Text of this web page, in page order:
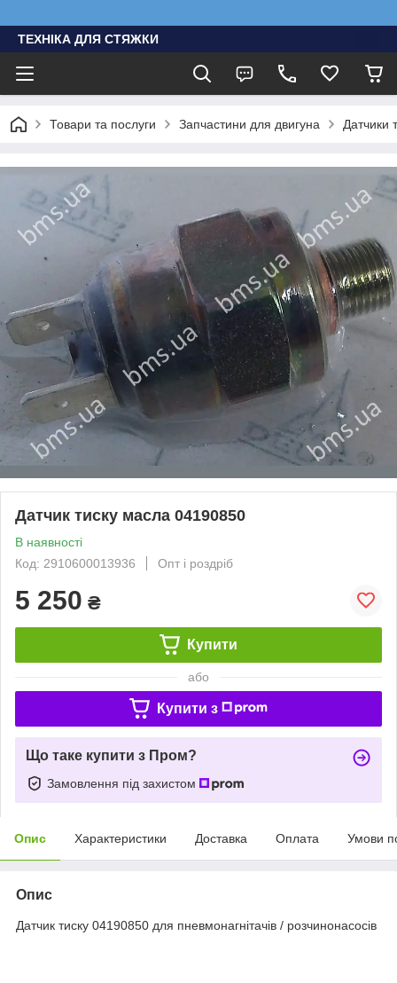
ТЕХНІКА ДЛЯ СТЯЖКИ
Товари та послуги Запчастини для двигуна Датчики
Датчик тиску масла 04190850
В наявності
Код: 2910600013936
Опт і роздріб
5 250 ₴
Купити
або
Купити з
Що таке купити з Пром?
Замовлення під захистом
Опис Характеристики Доставка Оплата Умови
Опис
Датчик тиску 04190850 для пневмонагнітачів / розчинонасосів